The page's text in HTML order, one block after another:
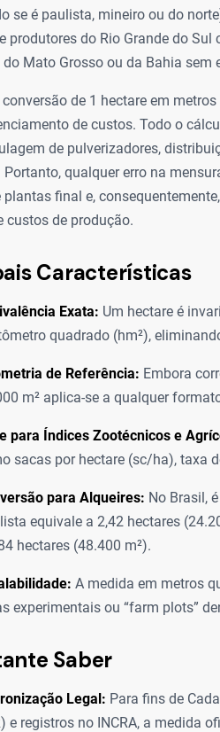
se é paulista, mineiro ou do
produtores do Rio Grande do
Mato Grosso ou da Bahia sem
conversão de 1 hectare em
de custos. Todo o
de pulverizadores,
Portanto, qualquer erro na
plantas final e,
custos de produção.
Características
Exata: Um hectare é
quadrado (hm²),
de Referência: Embora
m² aplica-se a qualquer
para Índices Zootécnicos e
sacas por hectare (sc/ha), taxa
para Alqueires: No Brasil,
equivale a 2,42 hectares
hectares (48.400 m²).
A medida em metros
experimentais ou “farm plots”
Saber
Legal: Para fins de
e registros no INCRA, a medida